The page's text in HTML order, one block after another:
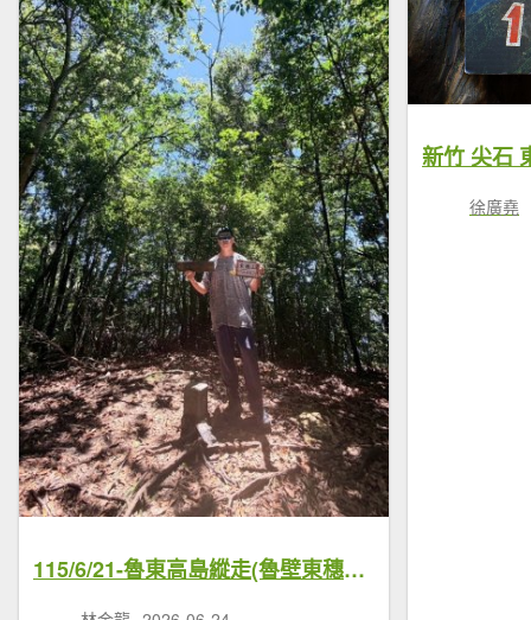
115/6/21-魯東高島縱走(魯壁東穗出高島）
新竹 尖石
徐廣堯